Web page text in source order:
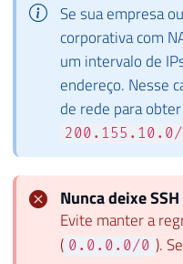
Se sua empresa
corporativa com
um intervalo de
endereço. Nesse
de rede para
200.155.10.0/
Nunca deixe
Evite manter a
( 0.0.0.0/0 ).